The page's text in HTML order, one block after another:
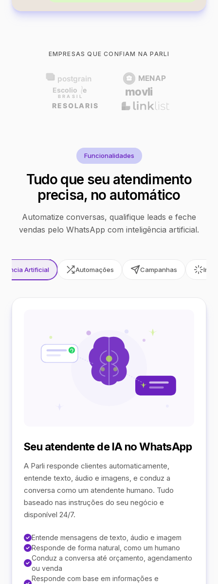
EMPRESAS QUE CONFIAM NA PARLI
Funcionalidades
Tudo que seu atendimento
precisa, no automático
Automatize conversas, qualifique leads e feche
vendas pelo WhatsApp com inteligência artificial.
Artificial Automações Campanhas
Seu atendente de IA no WhatsApp
A Parli responde clientes automaticamente,
entende texto, áudio e imagens, e conduz a
conversa como um atendente humano. Tudo
baseado nas instruções do seu negócio e
disponível 24/7.
Entende mensagens de texto, áudio e imagem
Responde de forma natural, como um humano
Conduz a conversa até orçamento, agendamento
ou venda
Responde com base em informações e